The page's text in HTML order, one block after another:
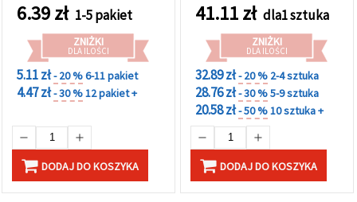
Możesz
zgodzić się
używanie
wszystkich
plików
cookie,
klikając
swoje
preferencje
w
Ustawieniach,
6.39zł 1-5 pakiet
ZNIŻKI
DLA ILOŚCI
5.11 zł- 20 %6-11 pakiet
4.47 zł- 30 %12 pakiet +
DODAJ DO KOSZYKA
41.11zł dla1 sztuka
ZNIŻKI
DLA ILOŚCI
32.89 zł- 20 % 2-4 sztuka
28.76 zł- 30 %5-9 sztuka
20.58 zł- 50 %10 sztuka +
DODAJ DO KOSZYKA